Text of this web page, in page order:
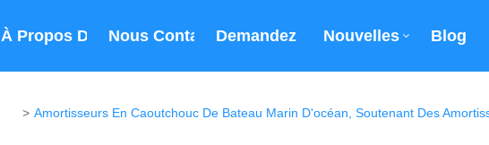
À Propos De NousNous ContacterDemandez Un Devis
Nouvelles Blog
>